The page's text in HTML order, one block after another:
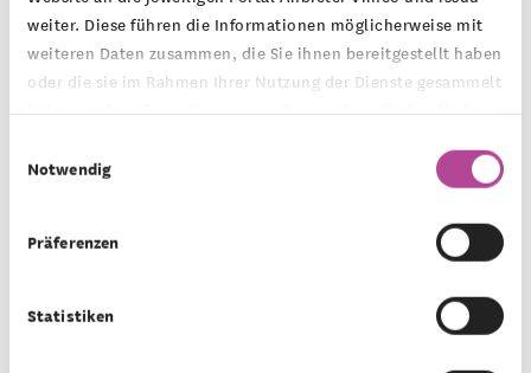
weiter. Diese führen die Informationen möglicherweise mit
weiteren Daten zusammen, die Sie ihnen bereitgestellt haben
oder die sie im Rahmen Ihrer Nutzung der Dienste gesammelt
haben. Mehr Informationen zum Datenschutz finden Sie in
Notwendig
Präferenzen
Statistiken
und leben. Dazu gehören: Bodenaufwertung durch
Fruchtfolgen, Mehrfachnutzung von natürlichen
Ressourcen durch intelligent gestaltete Kreisläufe,
Senkung des ökologischen Fußabdrucks,
Wohnraum als Gemeinschaftseigentum von
Individuen und gegenseitige Unterstützung durch
kooperative Organisation der Nachbarschaft. Wir
auszutesten, langfristig zu erforschen und das